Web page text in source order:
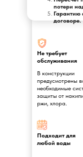
потери
Гарантию
договоре.
Не требует
обслуживания
В конструкции
предусмотрены
необходимые
защиты от
ржи, хлора.
Подходит для
любой воды